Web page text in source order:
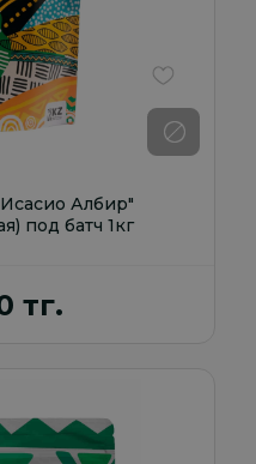
Албир"
под батч 1кг
тг.
В